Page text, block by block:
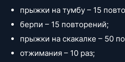
прыжки на тумбу – 15
берпи – 15 повторений;
прыжки на скакалке – 50
отжимания – 10 раз;